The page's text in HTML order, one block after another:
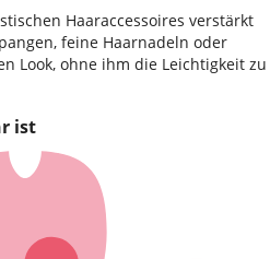
Haaraccessoires verstärkt
feine Haarnadeln oder
Look, ohne ihm die Leichtigkeit zu
ist